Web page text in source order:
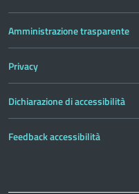
Amministrazione trasparente
Privacy
Dichiarazione di accessibilità
Feedback accessibilità